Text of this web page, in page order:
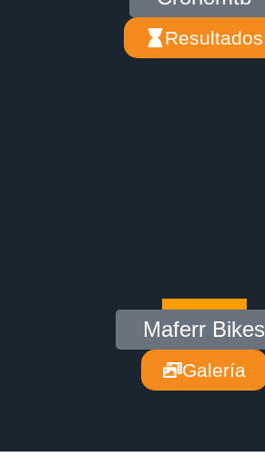
Resultados
Maferr Bikes
Galería